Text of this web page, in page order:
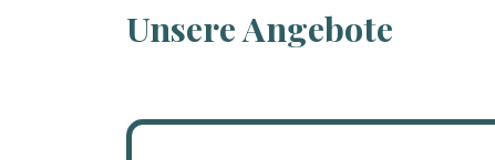
Unsere Angebote